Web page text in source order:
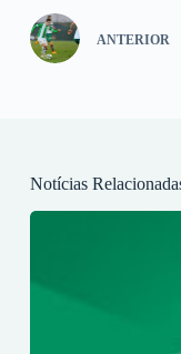
ANTERIOR
Notícias